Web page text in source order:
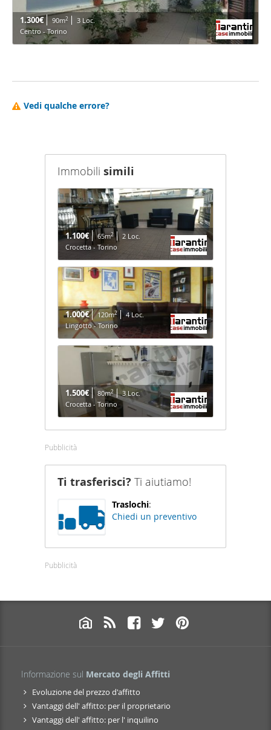
1.300€ 90m2
3 Loc.
Centro - Torino
Vedi qualche errore?
Immobili simili
1.100€ 65m2
2 Loc.
Crocetta - Torino
1.000€ 120m2
4 Loc.
Lingotto - Torino
1.500€ 80m2
3 Loc.
Crocetta - Torino
Pubblicità
Ti trasferisci? Ti aiutiamo!
Traslochi:
Chiedi un preventivo
Pubblicità
Informazione sul Mercato degli Affitti
Evoluzione del prezzo d'affitto
Vantaggi dell' affitto: per il proprietario
Vantaggi dell' affitto: per l' inquilino